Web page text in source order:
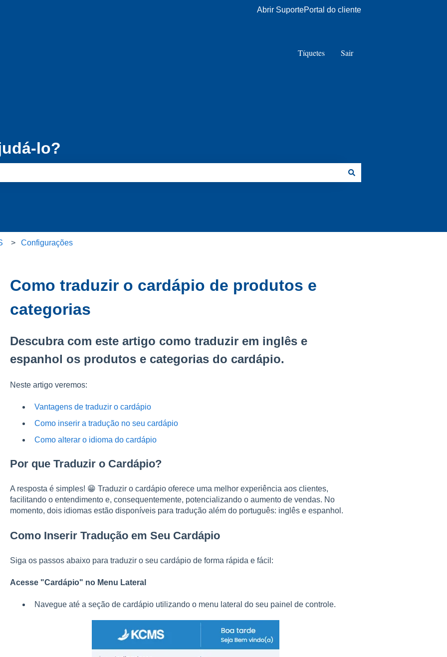
traduções Abrir SuportePortal do cliente
Tíquetes Sair
lo?
Configurações
Como traduzir o cardápio de produtos e
categorias
Descubra com este artigo como traduzir em inglês e
espanhol os produtos e categorias do cardápio.
Neste artigo veremos:
Vantagens de traduzir o cardápio
Como inserir a tradução no seu cardápio
Como alterar o idioma do cardápio
Por que Traduzir o Cardápio?
A resposta é simples! 😁 Traduzir o cardápio oferece uma melhor experiência aos clientes,
facilitando o entendimento e, consequentemente, potencializando o aumento de vendas. No
momento, dois idiomas estão disponíveis para tradução além do português: inglês e espanhol.
Como Inserir Tradução em Seu Cardápio
Siga os passos abaixo para traduzir o seu cardápio de forma rápida e fácil:
Acesse "Cardápio" no Menu Lateral
Navegue até a seção de cardápio utilizando o menu lateral do seu painel de controle.